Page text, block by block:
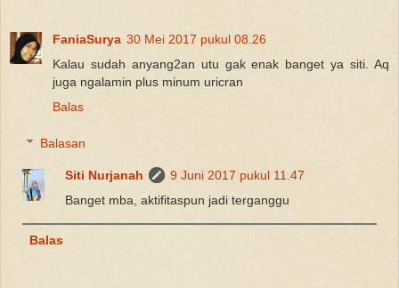
FaniaSurya 30 Mei 2017 pukul 08.26
Kalau sudah anyang2an utu gak enak banget ya siti. Aq
juga ngalamin plus minum uricran
Balas
Balasan
Siti Nurjanah
9 Juni 2017 pukul 11.47
Banget mba, aktifitaspun jadi terganggu
Balas